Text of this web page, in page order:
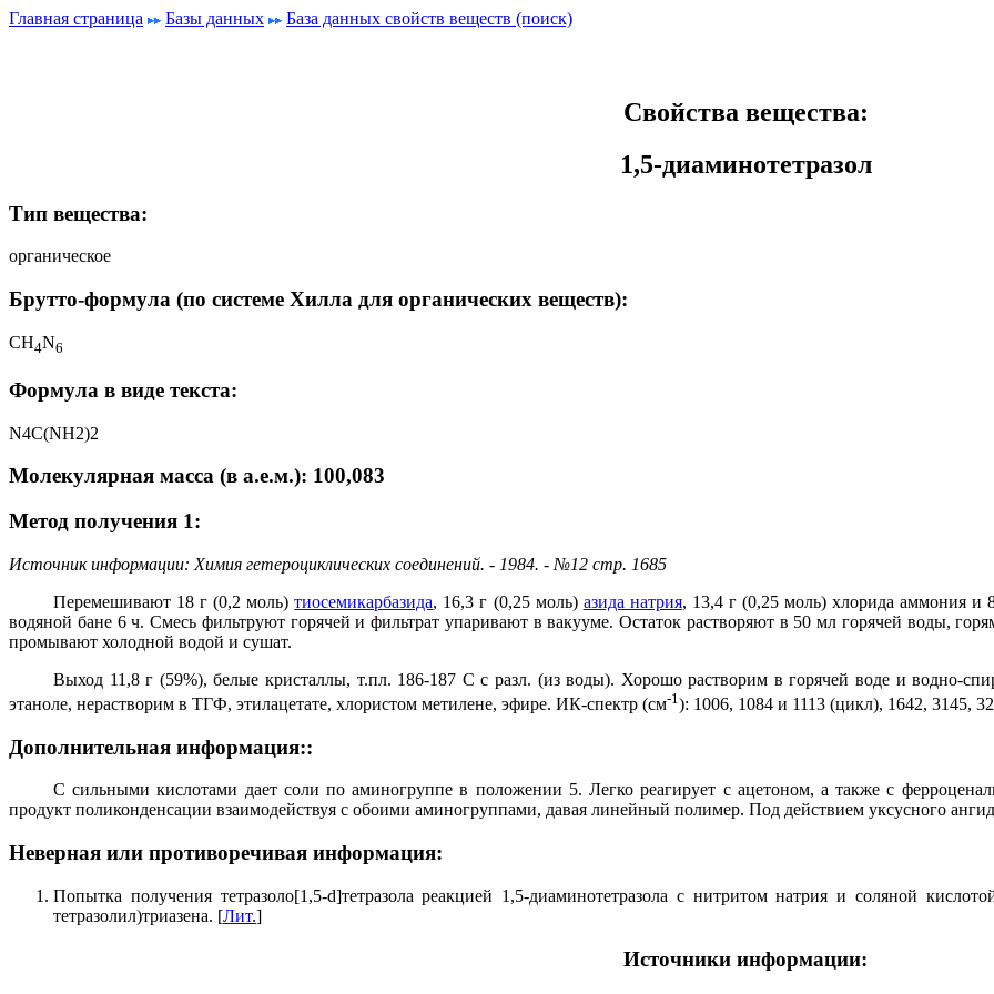
Главная страница Базы данных База данных свойств веществ (поиск)
Свойства вещества:
1,5-диаминотетразол
Тип вещества:
органическое
Брутто-формула (по системе Хилла для органических веществ):
CH4N6
Формула в виде текста:
N4C(NH2)2
Молекулярная масса (в а.е.м.): 100,083
Метод получения 1:
Источник информации: Химия гетероциклических соединений. - 1984. - №12 стр. 1685
Перемешивают 18 г (0,2 моль)тиосемикарбазида, 16,3 г (0,25 моль) азида натрия, 13,4 г (0,25 моль) хлорида аммония
водяной бане 6 ч. Смесь фильтруют горячей и фильтрат упаривают в вакууме. Остаток растворяют в 50 мл горячей воды,
промывают холодной водой и сушат.
Выход 11,8 г (59%), белые кристаллы, т.пл. 186-187 С с разл. (из воды). Хорошо растворим в горячей воде и водно-
этаноле, нерастворим в ТГФ, этилацетате, хлористом метилене, эфире. ИК-спектр (см-1 ): 1006, 1084 и 1113 (цикл), 1642, 3145,
Дополнительная информация::
С сильными кислотами дает соли по аминогруппе в положении 5. Легко реагирует с ацетоном, а также с
продукт поликонденсации взаимодействуя с обоими аминогруппами, давая линейный полимер. Под действием уксусного
Неверная или противоречивая информация:
Попытка получения тетразоло[1,5-d]тетразола реакцией 1,5-диаминотетразола с нитритом натрия и соляной
тетразолил)триазена. [Лит.]
Источники информации: